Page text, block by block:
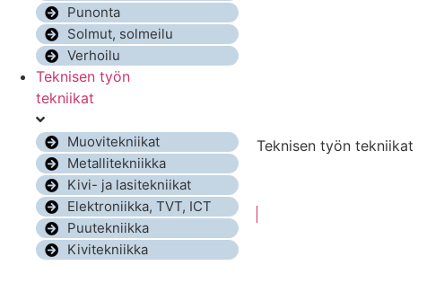
Punonta
Solmut, solmeilu
Verhoilu
Teknisen työn
tekniikat
Muovitekniikat
Metallitekniikka
Kivi- ja lasitekniikat
Elektroniikka, TVT, ICT
Puutekniikka
Kivitekniikka
Teknisen työn tekniikat